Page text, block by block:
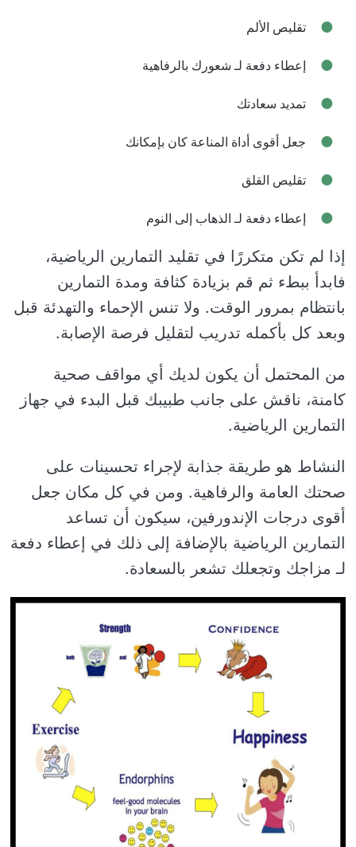
تقليص الألم
إعطاء دفعة لـ شعورك بالرفاهية
تمديد سعادتك
جعل أقوى أداة المناعة كان بإمكانك
تقليص القلق
إعطاء دفعة لـ الذهاب إلى النوم
إذا لم تكن متكررًا في تقليد التمارين الرياضية،
فابدأ ببطء ثم قم بزيادة كثافة ومدة التمارين
بانتظام بمرور الوقت. ولا تنس الإحماء والتهدئة قبل
وبعد كل بأكمله تدريب لتقليل فرصة الإصابة.
من المحتمل أن يكون لديك أي مواقف صحية
كامنة، ناقش على جانب طبيبك قبل البدء في جهاز
التمارين الرياضية.
النشاط هو طريقة جذابة لإجراء تحسينات على
صحتك العامة والرفاهية. ومن في كل مكان جعل
أقوى درجات الإندورفين، سيكون أن تساعد
التمارين الرياضية بالإضافة إلى ذلك في إعطاء دفعة
لـ مزاجك وتجعلك تشعر بالسعادة.